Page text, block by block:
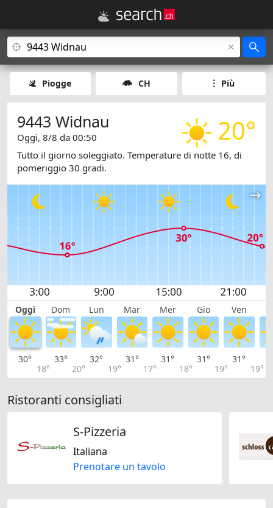
Piogge CH Più
20°
9443 Widnau
Oggi, 8/8 da 00:50
Tutto il giorno soleggiato. Temperature di notte 16, di
pomeriggio 30 gradi.
Oggi Dom Lun Mar Mer Gio Ven
30°
18°
33°
20°
32°
19°
31°
17°
31°
18°
31°
19°
31°
19°
Ristoranti consigliati
S-Pizzeria
Italiana
Prenotare un tavolo